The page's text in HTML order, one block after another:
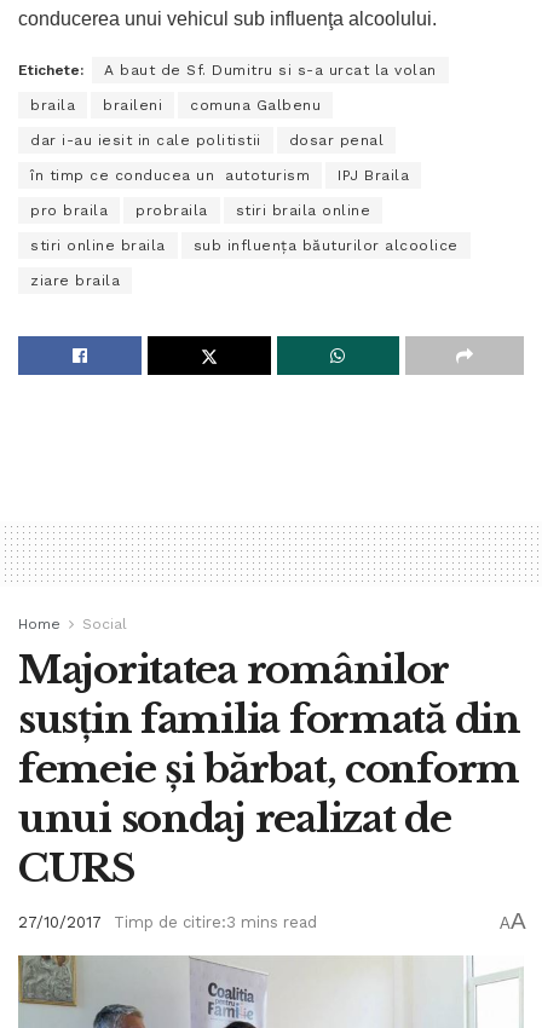
conducerea unui vehicul sub influenţa alcoolului.
Etichete: A baut de Sf. Dumitru si s-a urcat la volan
braila braileni comuna Galbenu
dar i-au iesit in cale politistii dosar penal
în timp ce conducea un autoturism IPJ Braila
pro braila probraila stiri braila online
stiri online braila sub influenţa băuturilor alcoolice
ziare braila
Home Social
Majoritatea românilor
susțin familia formată din
femeie și bărbat, conform
unui sondaj realizat de
CURS
27/10/2017 Timp de citire:3 mins read AA